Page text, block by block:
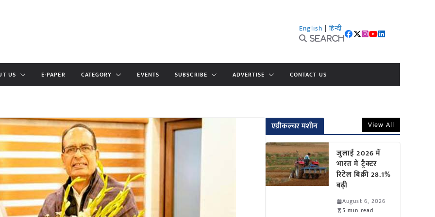
English | हिन्दी
Search
US E-PAPER CATEGORY EVENTS SUBSCRIBE ADVERTISE CONTACT US
एग्रीकल्चर मशीन View All
जुलाई 2026 में
भारत में ट्रैक्टर
रिटेल बिक्री 28.1%
बढ़ी
August 6, 2026
5 min read